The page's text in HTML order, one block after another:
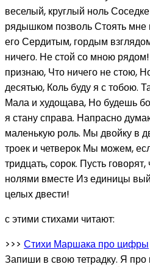
веселый, круглый ноль
рядышком позволь Стоять мне
его Сердитым, гордым
ничего. Не стой со мною
признаю, Что ничего не стою,
десятью, Коль буду я с тобою.
Мала и худощава, Но будешь
я стану справа. Напрасно
маленькую роль. Мы двойку в
троек и четверок Мы можем,
тридцать, сорок. Пусть
нолями вместе Из единицы
целых двести!
с этими стихами читают:
>>> Стихи Маршака про цифры
Запиши в свою тетрадку. Я